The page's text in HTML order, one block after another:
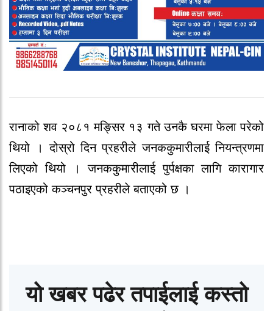
रानाको शव २०८१ मङ्सिर १३ गते उनकै घरमा फेला परेको
थियो । दोस्रो दिन प्रहरीले जनककुमारीलाई नियन्त्रणमा
लिएको थियो । जनककुमारीलाई पुर्पक्षका लागि कारागार
पठाइएको कञ्चनपुर प्रहरीले बताएको छ ।
यो खबर पढेर तपाईलाई कस्तो